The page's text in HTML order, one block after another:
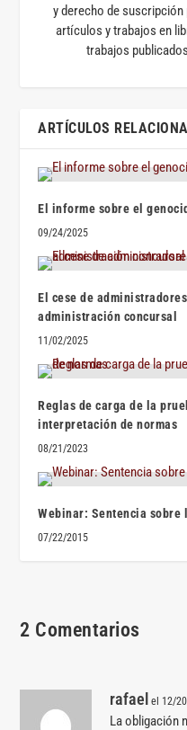
y derecho de
artículos y trabajos en
trabajos
ARTÍCULOS
El informe sobre el
09/24/2025
El cese de
administración concursal
11/02/2025
Reglas de carga de la
interpretación de normas
08/21/2023
Webinar: Sentencia
07/22/2015
2 Comentarios
rafael el 12/
La obligación